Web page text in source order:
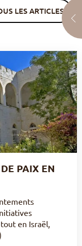
LES ARTICLES
PAIX EN
en Israël,